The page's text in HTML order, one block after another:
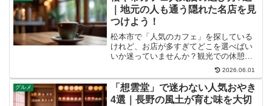
す。この記事では、サルトの...
｜地元の人も通う隠れた名店を見
つけよう！
松本市で「人気のカフェ」を探している
けれど、お店が多すぎてどこを選べばい
いか迷っていませんか？観光での休憩や
日常のひとときを、もっと特別なものに
したいという気持ち、よく分かります。
この記事では、松本を知り尽くした私
が、地元の人に愛されるカフ...
2026.06.01
グルメ
「想雲堂」で迷わない人気おやき
4選｜長野の風土が育む味を大切